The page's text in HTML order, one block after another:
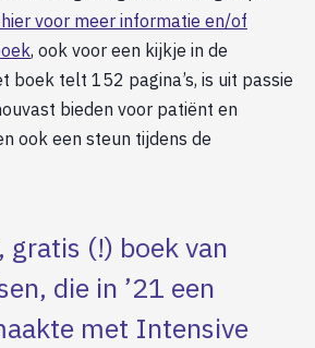
voor meer informatie en/of
, ook voor een kijkje in de
boek telt 152 pagina’s, is uit passie
bieden voor patiënt en
ook een steun tijdens de
gratis (!) boek van
die in ’21 een
met Intensive